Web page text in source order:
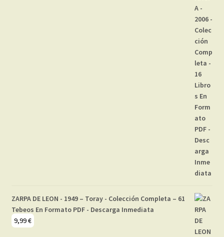
ZARPA DE LEON - 1949 – Toray - Colección Completa – 61
Tebeos En Formato PDF - Descarga Inmediata
9,99€